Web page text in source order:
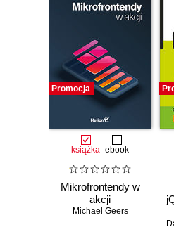
Promocja
książka ebook
Mikrofrontendy w
akcji
Michael Geers